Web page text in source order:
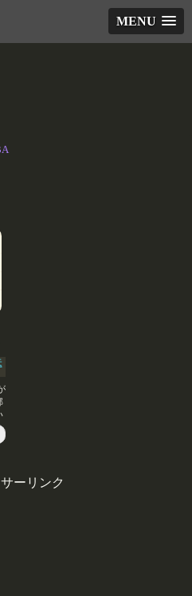
MENU
ーリンク